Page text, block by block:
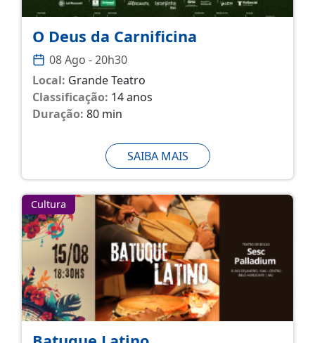
O Deus da Carnificina
08 Ago - 20h30
Local: Grande Teatro
Classificação: 14 anos
Duração: 80 min
SAIBA MAIS
Cultura